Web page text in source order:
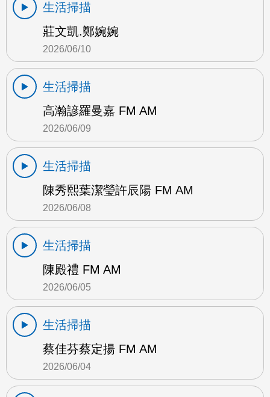
生活掃描
莊文凱.鄭婉婉
2026/06/10
生活掃描
高瀚諺羅曼嘉 FM AM
2026/06/09
生活掃描
陳秀熙葉潔瑩許辰陽 FM AM
2026/06/08
生活掃描
陳殿禮 FM AM
2026/06/05
生活掃描
蔡佳芬蔡定揚 FM AM
2026/06/04